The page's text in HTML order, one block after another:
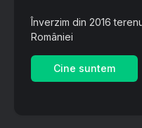
Înverzim din 2016
României
Cine suntem